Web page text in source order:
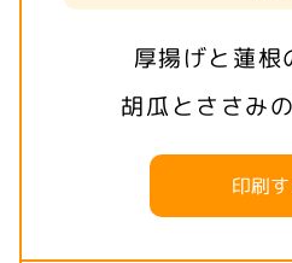
厚揚げと蓮
胡瓜とささ
印刷